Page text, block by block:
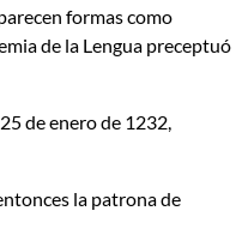
formas como
de la Lengua preceptuó
de enero de 1232,
la patrona de